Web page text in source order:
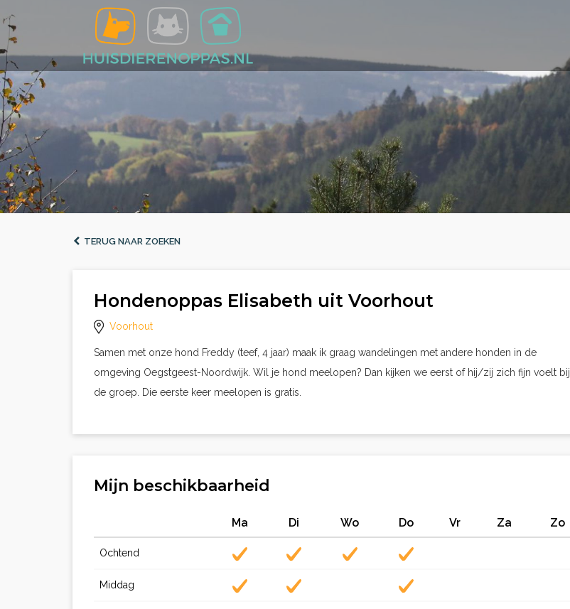
TERUG NAAR ZOEKEN
Hondenoppas Elisabeth uit Voorhout
Voorhout
Samen met onze hond Freddy (teef, 4 jaar) maak ik graag wandelingen met andere honden in de
omgeving Oegstgeest-Noordwijk. Wil je hond meelopen? Dan kijken we eerst of hij/zij zich fijn voelt bij
de groep. Die eerste keer meelopen is gratis.
Mijn beschikbaarheid
Ma Di Wo Do Vr Za Zo
Ochtend
Middag